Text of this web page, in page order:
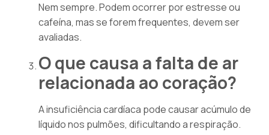
Nem sempre. Podem ocorrer por estresse ou
cafeína, mas se forem frequentes, devem ser
avaliadas.
O que causa a falta de ar
relacionada ao coração?
A insuficiência cardíaca pode causar acúmulo de
líquido nos pulmões, dificultando a respiração.